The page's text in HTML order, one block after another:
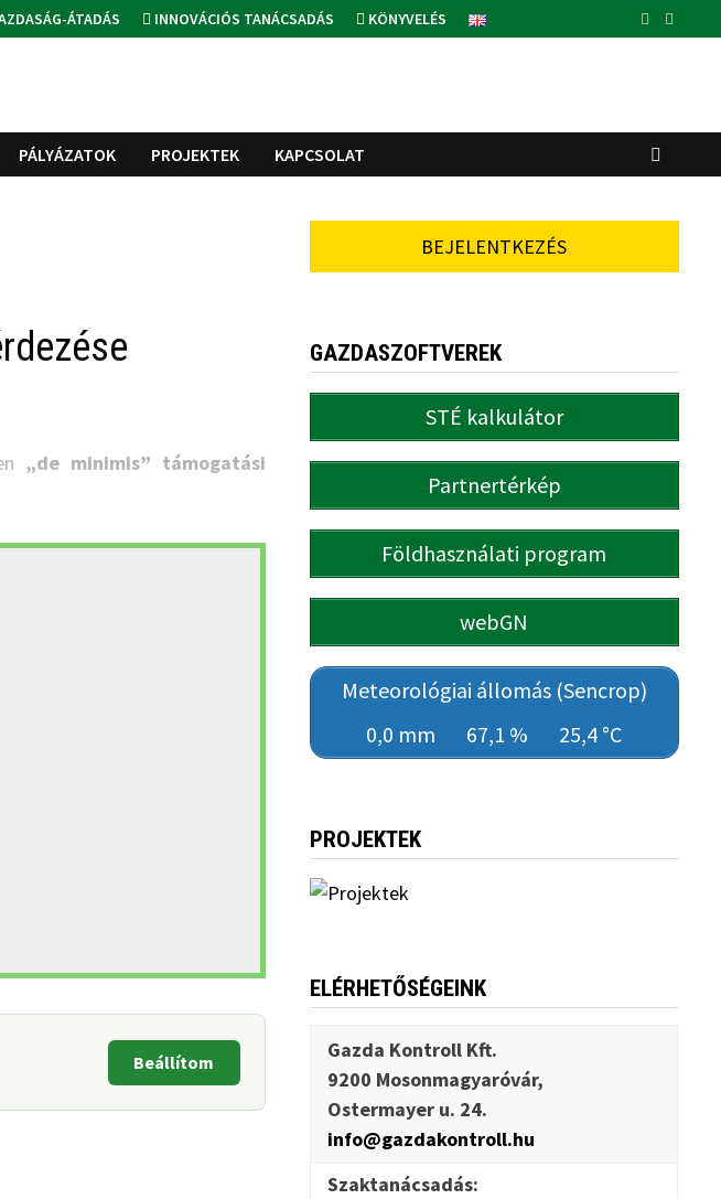
ÁTADÁS INNOVÁCIÓS TANÁCSADÁS KÖNYVELÉS
PÁLYÁZATOK PROJEKTEK KAPCSOLAT
„de minimis” támogatási
Beállítom
BEJELENTKEZÉS
GAZDASZOFTVEREK
STÉ kalkulátor
Partnertérkép
Földhasználati program
webGN
Meteorológiai állomás (Sencrop)
0,0 mm
67,1 % 25,4 °C
PROJEKTEK
ELÉRHETŐSÉGEINK
Gazda Kontroll Kft.
9200 Mosonmagyaróvár,
Ostermayer u. 24.
info@gazdakontroll.hu
Szaktanácsadás: